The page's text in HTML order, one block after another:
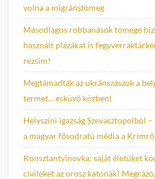
volna a migránstömeg
Másodlagos robbanások tömege
használt plázákat is
rezsim!
Megtámadták az ukránszászok a
termet... esküvő közben!
Helyszíni igazság Szevasztopolból
a magyar fősodratú média a
Konsztantyinovka: saját életüket
civileket az orosz katonák!